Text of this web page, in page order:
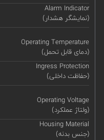
Alarm Indicator
(نمایشگر هشدار)
Operating Temperature
(دمای قابل تحمل)
Ingress Protection
(حفاظت داخلی)
Operating Voltage
(ولتاژ عملکرد)
Housing Material
(جنس بدنه)